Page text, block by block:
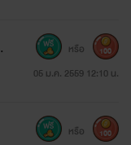
05 ม.ค. 2559 12:10 น.
หรือ 100
หรือ 100